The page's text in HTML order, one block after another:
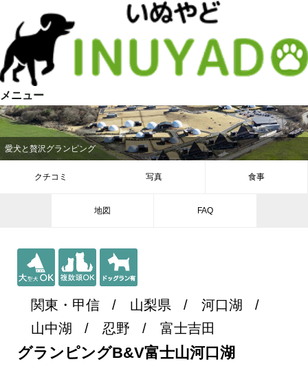
メニュー
愛犬と贅沢グランピング
クチコミ 写真 食事
地図 FAQ
関東・甲信 山梨県
河口湖
山中湖
忍野 富士吉田
グランピングB&V富士山河口湖